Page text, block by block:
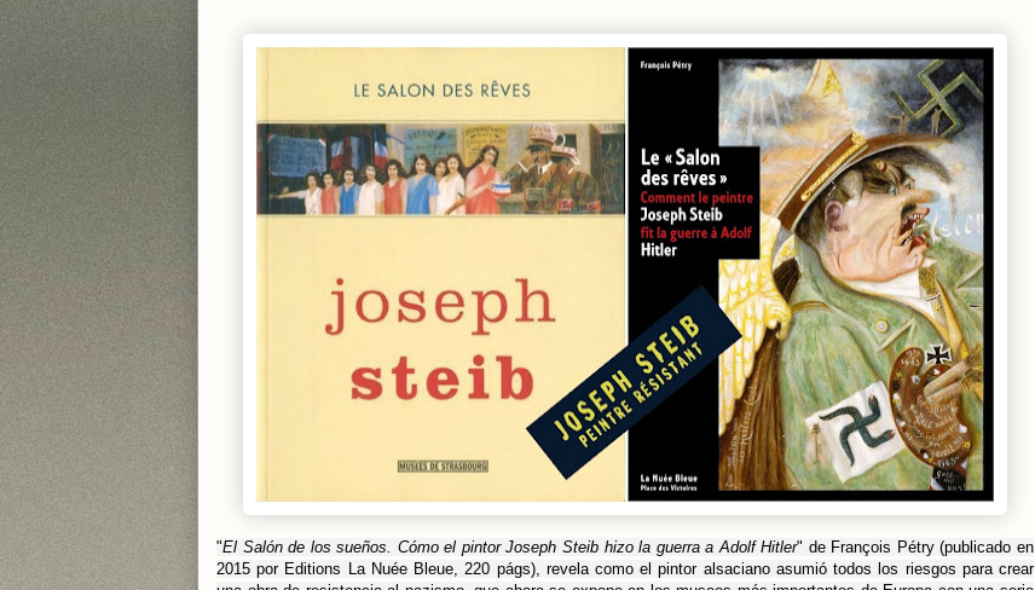
"El Salón de los sueños. Cómo el pintor Joseph Steib hizo la guerra a Adolf Hitler" de François Pétry (publicado en
2015 por Editions La Nuée Bleue, 220 págs), revela como el pintor alsaciano asumió todos los riesgos para crear